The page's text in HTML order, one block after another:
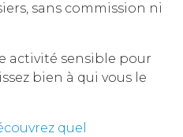
sans commission ni
activité sensible pour
bien à qui vous le
quel